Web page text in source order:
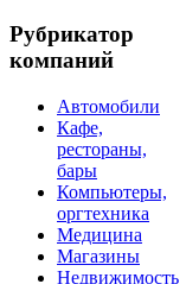
Рубрикатор
компаний
Автомобили
Кафе,
рестораны,
бары
Компьютеры,
оргтехника
Медицина
Магазины
Недвижимость